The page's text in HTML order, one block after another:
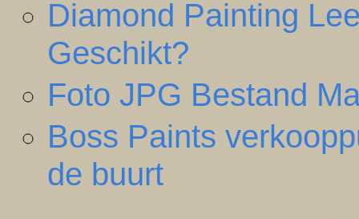
Diamond Painting
Geschikt?
Foto JPG Bestand
Boss Paints
de buurt